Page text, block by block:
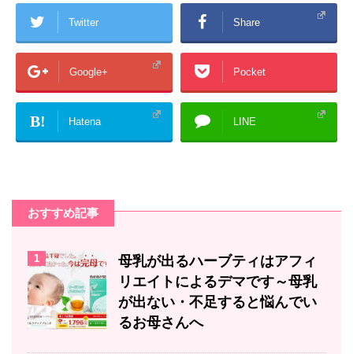
Twitter Share
Google+ Pocket
B! Hatena LINE
おすすめ記事
1
母乳が出るハーブティはアフィ
リエイトによるデマです～母乳
が出ない・不足すると悩んでい
るお母さんへ